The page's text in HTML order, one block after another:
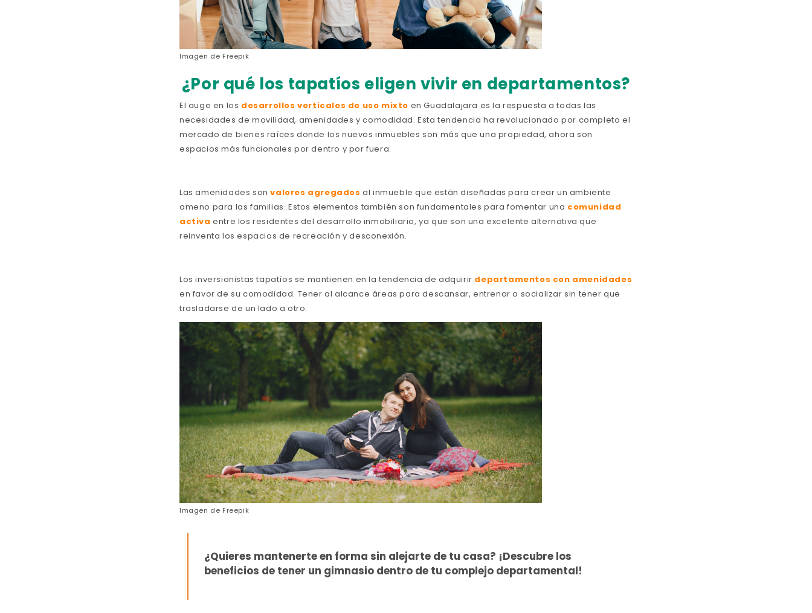
Imagen de Freepik
¿Por qué los tapatíos eligen vivir en departamentos?
El auge en los desarrollos verticales de uso mixto en Guadalajara es la respuesta a todas las
necesidades de movilidad, amenidades y comodidad. Esta tendencia ha revolucionado por completo el
mercado de bienes raíces donde los nuevos inmuebles son más que una propiedad, ahora son
espacios más funcionales por dentro y por fuera.
Las amenidades sonvalores agregados al inmueble que están diseñadas para crear un ambiente
ameno para las familias. Estos elementos también son fundamentales para fomentar una comunidad
activa entre los residentes del desarrollo inmobiliario, ya que son una excelente alternativa que
reinventa los espacios de recreación y desconexión.
Los inversionistas tapatíos se mantienen en la tendencia de adquirir departamentos con amenidades
en favor de su comodidad. Tener al alcance áreas para descansar, entrenar o socializar sin tener que
trasladarse de un lado a otro.
Imagen de Freepik
¿Quieres mantenerte en forma sin alejarte de tu casa? ¡Descubre los
beneficios de tener un gimnasio dentro de tu complejo departamental!